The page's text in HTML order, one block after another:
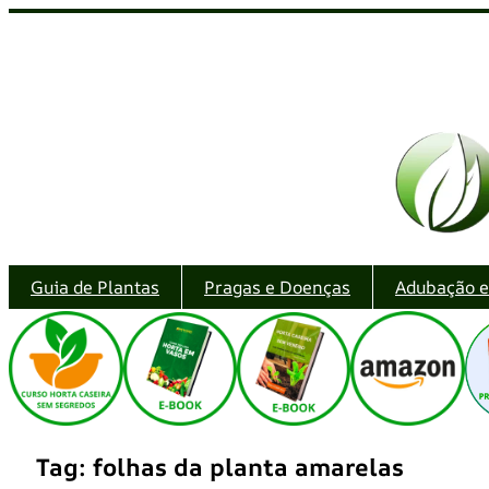
Guia de Plantas Pragas e Doenças Adubação
Tag: folhas da planta amarelas